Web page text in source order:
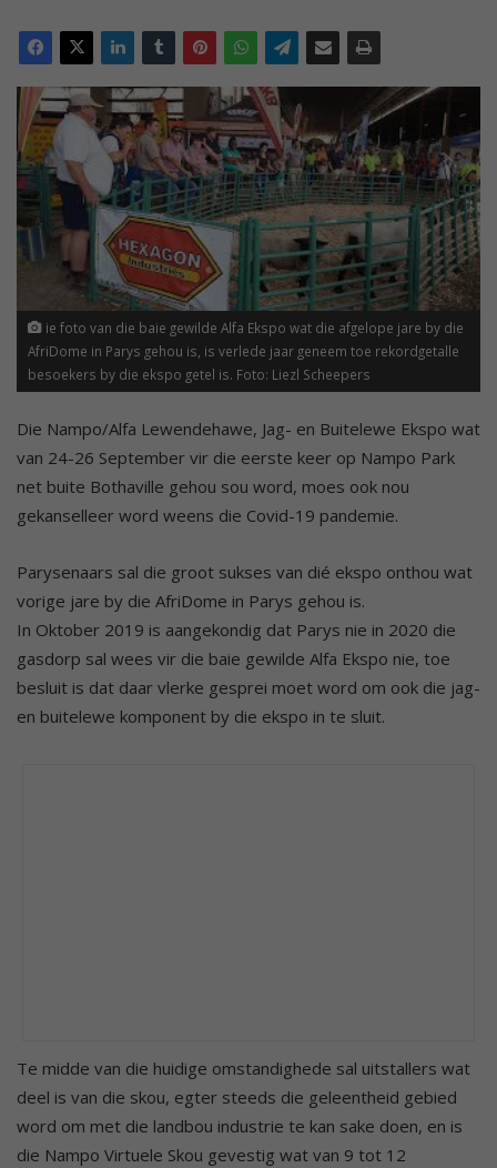
ie foto van die baie gewilde Alfa Ekspo wat die afgelope jare by die
AfriDome in Parys gehou is, is verlede jaar geneem toe rekordgetalle
besoekers by die ekspo getel is. Foto: Liezl Scheepers
Die Nampo/Alfa Lewendehawe, Jag- en Buitelewe Ekspo wat
van 24-26 September vir die eerste keer op Nampo Park
net buite Bothaville gehou sou word, moes ook nou
gekanselleer word weens die Covid-19 pandemie.
Parysenaars sal die groot sukses van dié ekspo onthou wat
vorige jare by die AfriDome in Parys gehou is.
In Oktober 2019 is aangekondig dat Parys nie in 2020 die
gasdorp sal wees vir die baie gewilde Alfa Ekspo nie, toe
besluit is dat daar vlerke gesprei moet word om ook die jag-
en buitelewe komponent by die ekspo in te sluit.
Te midde van die huidige omstandighede sal uitstallers wat
deel is van die skou, egter steeds die geleentheid gebied
word om met die landbou industrie te kan sake doen, en is
die Nampo Virtuele Skou gevestig wat van 9 tot 12